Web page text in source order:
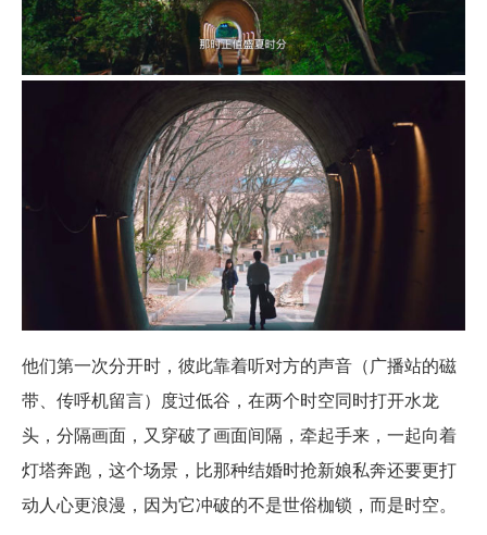
他们第一次分开时，彼此靠着听对方的声音（广播站的磁
带、传呼机留言）度过低谷，在两个时空同时打开水龙
头，分隔画面，又穿破了画面间隔，牵起手来，一起向着
灯塔奔跑，这个场景，比那种结婚时抢新娘私奔还要更打
动人心更浪漫，因为它冲破的不是世俗枷锁，而是时空。